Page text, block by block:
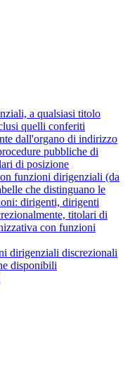
a qualsiasi titolo
quelli conferiti
dall'organo di indirizzo
pubbliche di
di posizione
funzioni dirigenziali (da
che distinguano le
dirigenti, dirigenti
titolari di
con funzioni
dirigenziali discrezionali
disponibili